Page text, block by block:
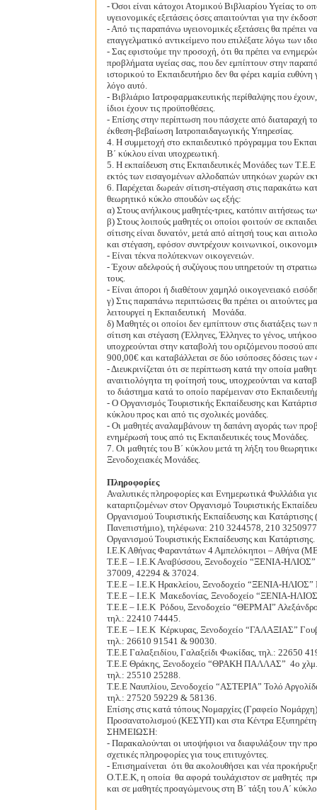
- Όσοι είναι κάτοχοι Ατομικού Βιβλιαρίου Υγείας το
υγειονομικές εξετάσεις όσες απαιτούνται για την
- Από τις παραπάνω υγειονομικές εξετάσεις θα πρέπει
επαγγελματικό αντικείμενο που επιλέξατε λόγω των
- Σας εφιστούμε την προσοχή, ότι θα πρέπει να
προβλήματα υγείας σας, που δεν εμπίπτουν στην
ιστορικού το Εκπαιδευτήριο δεν θα φέρει καμία
λόγο αυτό.
- Βιβλιάριο Ιατροφαρμακευτικής περίθαλψης που
ίδιοι έχουν τις προϋποθέσεις.
- Επίσης στην περίπτωση που πάσχετε από διαταραχή
έκθεση-βεβαίωση Iατροπαιδαγωγικής Υπηρεσίας.
4. Η συμμετοχή στο εκπαιδευτικό πρόγραμμα του
Β΄ κύκλου είναι υποχρεωτική.
5. Η εκπαίδευση στις Εκπαιδευτικές Μονάδες των
εκτός των εισαγομένων αλλοδαπών υπηκόων χωρών
6. Παρέχεται δωρεάν σίτιση-στέγαση στις παρακάτω
θεωρητικό κύκλο σπουδών ως εξής:
α) Στους ανήλικους μαθητές-τριες, κατόπιν αιτήσεως
β) Στους λοιπούς μαθητές οι οποίοι φοιτούν σε
σίτισης είναι δυνατόν, μετά από αίτησή τους και
και στέγαση, εφόσον συντρέχουν κοινωνικοί,
- Είναι τέκνα πολύτεκνων οικογενειών.
- Έχουν αδελφούς ή συζύγους που υπηρετούν τη
τους.
- Είναι άποροι ή διαθέτουν χαμηλό οικογενειακό
γ) Στις παραπάνω περιπτώσεις θα πρέπει οι αιτούντες
λειτουργεί η Εκπαιδευτική
Μονάδα.
δ) Μαθητές οι οποίοι δεν εμπίπτουν στις διατάξεις
σίτιση και στέγαση (Έλληνες, Έλληνες το γένος,
υποχρεούνται στην καταβολή του οριζόμενου ποσού
900,00€ και καταβάλλεται σε δύο ισόποσες δόσεις
- Διευκρινίζεται ότι σε περίπτωση κατά την οποία
αναιτιολόγητα τη φοίτησή τους, υποχρεούνται να
το διάστημα κατά το οποίο παρέμειναν στο
- Ο Οργανισμός Τουριστικής Εκπαίδευσης και
κύκλου προς και από τις σχολικές μονάδες.
- Οι μαθητές αναλαμβάνουν τη δαπάνη αγοράς των
ενημέρωσή τους από τις Εκπαιδευτικές τους Μονάδες.
7. Οι μαθητές του Β΄ κύκλου μετά τη λήξη του
Ξενοδοχειακές Μονάδες.
Πληροφορίες
Αναλυτικές πληροφορίες και Ενημερωτικά Φυλλάδια
καταρτιζομένων στον Οργανισμό Τουριστικής
Οργανισμού Τουριστικής Εκπαίδευσης και
Πανεπιστήμιο), τηλέφωνα: 210 3244578, 210
Οργανισμού Τουριστικής Εκπαίδευσης και Κατάρτισης.
Ι.Ε.Κ Αθήνας Φαραντάτων 4 Αμπελόκηποι – Αθήνα
Τ.Ε.Ε – Ι.Ε.Κ Αναβύσσου, Ξενοδοχείο “ΞΕΝΙΑ-
37009, 42294 & 37024.
Τ.Ε.Ε – Ι.Ε.Κ Ηρακλείου, Ξενοδοχείο “ΞΕΝΙΑ-ΗΛΙΟΣ”
Τ.Ε.Ε – Ι.Ε.Κ Μακεδονίας, Ξενοδοχείο “ΞΕΝΙΑ-
Τ.Ε.Ε – Ι.Ε.Κ Ρόδου, Ξενοδοχείο “ΘΕΡΜΑΙ”
τηλ.: 22410 74445.
Τ.Ε.Ε – Ι.Ε.Κ Κέρκυρας, Ξενοδοχείο “ΓΑΛΑΞΙΑΣ”
τηλ.: 26610 91541 & 90030.
Τ.Ε.Ε Γαλαξειδίου, Γαλαξείδι Φωκίδας, τηλ.: 22650
Τ.Ε.Ε Θράκης, Ξενοδοχείο “ΘΡΑΚΗ ΠΑΛΛΑΣ” 4ο
τηλ.: 25510 25288.
Τ.Ε.Ε Ναυπλίου, Ξενοδοχείο “ΑΣΤΕΡΙΑ” Τολό
τηλ.: 27520 59229 & 58136.
Επίσης στις κατά τόπους Νομαρχίες (Γραφείο
Προσανατολισμού (ΚΕΣΥΠ) και στα Κέντρα
ΣΗΜΕΙΩΣΗ:
- Παρακαλούνται οι υποψήφιοι να διαφυλάξουν την
σχετικές πληροφορίες για τους επιτυχόντες.
- Επισημαίνεται ότι θα ακολουθήσει και νέα
Ο.Τ.Ε.Κ, η οποία θα αφορά τουλάχιστον σε μαθητές
και σε μαθητές προαγώμενους στη Β΄ τάξη του Α΄